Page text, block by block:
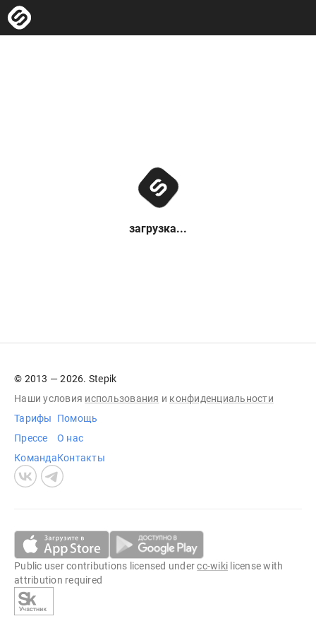
загрузка...
© 2013 — 2026. Stepik
Наши условия использования и конфиденциальности
Тарифы
Прессе
Команда
Помощь
О нас
Контакты
Public user contributions licensed undercc-wiki license with
attribution required